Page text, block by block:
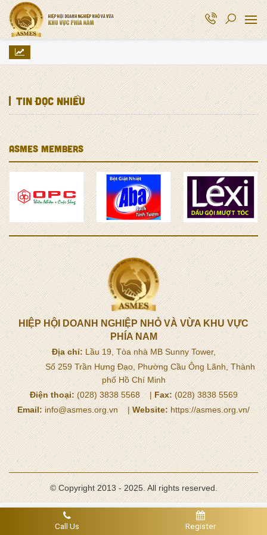
Tin đọc nhiều
ASMES MEMBERS
HIỆP HỘI DOANH NGHIỆP NHỎ VÀ VỪA KHU VỰC
PHÍA NAM
Địa chỉ:Lầu 19, Tòa nhà MB Sunny Tower,
Số 259 Trần Hưng Đạo, Phường Cầu Ông Lãnh, Thành
phố Hồ Chí Minh
Điện thoại:(028) 3838 5568 |Fax:(028) 3838 5569
Email:info@asmes.org.vn |Website:https://asmes.org.vn/
© Copyright 2013 - 2025. All rights reserved.
Call Us Register